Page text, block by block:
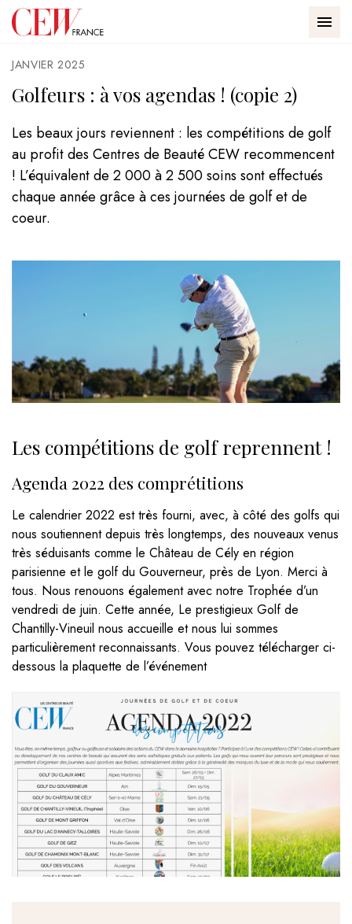
Passer au contenu
Accueil Golfeurs : à vos agendas ! (copie 2)
JANVIER 2025
Golfeurs : à vos agendas ! (copie 2)
CEW
Les beaux jours reviennent : les compétitions de golf
au profit des Centres de Beauté CEW recommencent
! L’équivalent de 2 000 à 2 500 soins sont effectués
chaque année grâce à ces journées de golf et de
coeur.
Les compétitions de golf reprennent !
Agenda 2022 des comprétitions
Le calendrier 2022 est très fourni, avec, à côté des golfs qui
nous soutiennent depuis très longtemps, des nouveaux venus
très séduisants comme le Château de Cély en région
parisienne et le golf du Gouverneur, près de Lyon. Merci à
tous. Nous renouons également avec notre Trophée d’un
vendredi de juin. Cette année, Le prestigieux Golf de
Chantilly-Vineuil nous accueille et nous lui sommes
particulièrement reconnaissants. Vous pouvez télécharger ci-
dessous la plaquette de l’événement
Panneau de gestion des cookies